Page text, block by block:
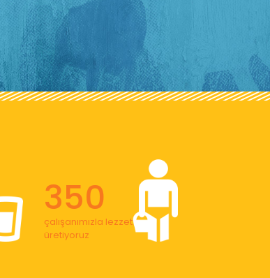
350
çalışanımızla lezzet
üretiyoruz